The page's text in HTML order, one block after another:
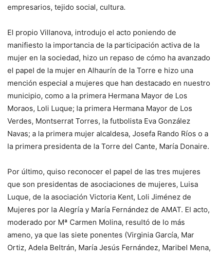
empresarios, tejido social, cultura.
El propio Villanova, introdujo el acto poniendo de
manifiesto la importancia de la participación activa de la
mujer en la sociedad, hizo un repaso de cómo ha avanzado
el papel de la mujer en Alhaurín de la Torre e hizo una
mención especial a mujeres que han destacado en nuestro
municipio, como a la primera Hermana Mayor de Los
Moraos, Loli Luque; la primera Hermana Mayor de Los
Verdes, Montserrat Torres, la futbolista Eva González
Navas; a la primera mujer alcaldesa, Josefa Rando Ríos o a
la primera presidenta de la Torre del Cante, María Donaire.
Por último, quiso reconocer el papel de las tres mujeres
que son presidentas de asociaciones de mujeres, Luisa
Luque, de la asociación Victoria Kent, Loli Jiménez de
Mujeres por la Alegría y María Fernández de AMAT. El acto,
moderado por Mª Carmen Molina, resultó de lo más
ameno, ya que las siete ponentes (Virginia García, Mar
Ortiz, Adela Beltrán, María Jesús Fernández, Maribel Mena,